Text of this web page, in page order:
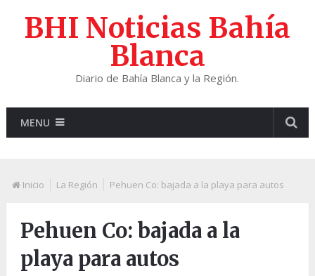
BHI Noticias Bahía
Blanca
Diario de Bahía Blanca y la Región.
MENU
Inicio La Región Pehuen Co: bajada a la playa para autos
Pehuen Co: bajada a la
playa para autos